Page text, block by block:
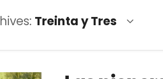
Treinta y Tres